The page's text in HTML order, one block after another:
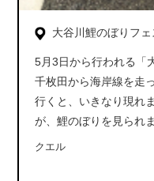
大谷川鯉のぼりフ
5月3日から行われる「
千枚田から海岸線を走
行くと、いきなり現れ
が、鯉のぼりを見られ
クエル